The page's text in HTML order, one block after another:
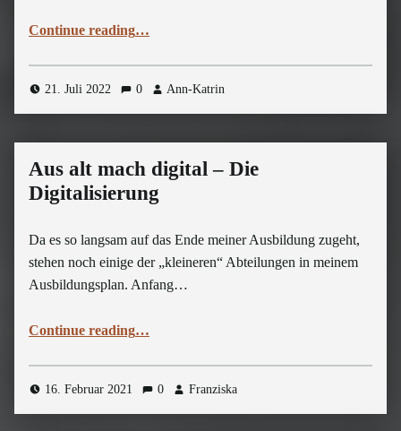
Continue reading…
21. Juli 2022 0 Ann-Katrin
Aus alt mach digital – Die
Digitalisierung
Da es so langsam auf das Ende meiner Ausbildung zugeht,
stehen noch einige der „kleineren“ Abteilungen in meinem
Ausbildungsplan. Anfang…
Continue reading“Aus alt mach digital – Die Digitalisierung”
…
16. Februar 2021 0 Franziska